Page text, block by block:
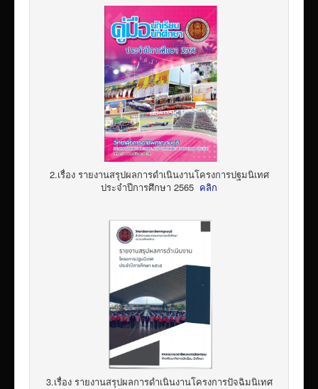
2.เรื่อง รายงานสรุปผลการดำเนินงานโครงการปฐมนิเทศ
ประจำปีการศึกษา 2565 คลิก
3.เรื่อง รายงานสรุปผลการดำเนินงานโครงการปัจฉิมนิเทศ